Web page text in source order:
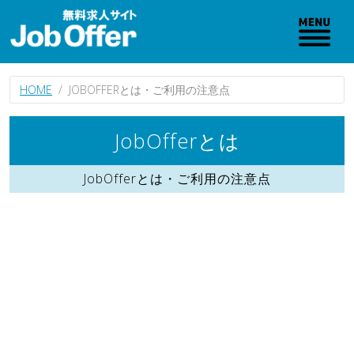
HOME JOBOFFERとは・ご利用の注意点
JobOfferとは
JobOfferとは・ご利用の注意点